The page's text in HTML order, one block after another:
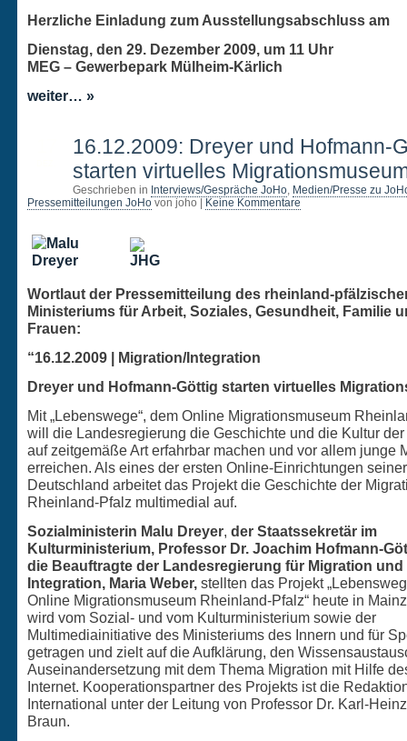
Herzliche Einladung zum Ausstellungsabschluss am
Dienstag, den 29. Dezember 2009, um 11 Uhr
MEG – Gewerbepark Mülheim-Kärlich
weiter… »
16.12.2009: Dreyer und Hofmann-
starten virtuelles
Geschrieben in Interviews/Gespräche JoHo, Medien/Presse zu
Pressemitteilungen JoHo von joho | Keine Kommentare
Wortlaut der Pressemitteilung des rheinland-
Ministeriums für Arbeit, Soziales, Gesundheit, Familie
Frauen:
“16.12.2009 | Migration/Integration
Dreyer und Hofmann-Göttig starten virtuelles
Mit „Lebenswege“, dem Online Migrationsmuseum
will die Landesregierung die Geschichte und die Kultur
auf zeitgemäße Art erfahrbar machen und vor allem junge
erreichen. Als eines der ersten Online-Einrichtungen
Deutschland arbeitet das Projekt die Geschichte der
Rheinland-Pfalz multimedial auf.
Sozialministerin Malu Dreyer, der Staatssekretär im
Kulturministerium, Professor Dr. Joachim Hofmann-
die Beauftragte der Landesregierung für Migration und
Integration, Maria Weber, stellten das Projekt
Online Migrationsmuseum Rheinland-Pfalz“ heute in
wird vom Sozial- und vom Kulturministerium sowie der
Multimediainitiative des Ministeriums des Innern und für
getragen und zielt auf die Aufklärung, den
Auseinandersetzung mit dem Thema Migration mit Hilfe
Internet. Kooperationspartner des Projekts ist die
International unter der Leitung von Professor Dr. Karl-
Braun.